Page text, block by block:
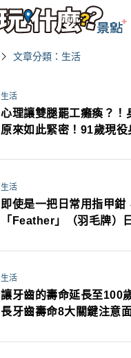
文章分類：生活
生活
心理讓雙腿罷工癱瘓？！
原來如此緊密！91歲現役
生活
即使是一把日常用指甲鉗
「Feather」（羽毛牌）
生活
讓牙齒的壽命延長至100
長牙齒壽命8大關鍵注意